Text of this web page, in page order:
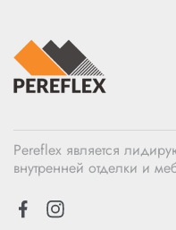
Pereflex является
внутренней отделки и